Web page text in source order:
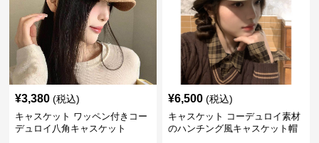
¥3,380 (税込)
キャスケット ワッペン付きコー
デュロイ八角キャスケット
¥6,500 (税込)
キャスケット コーデュロイ素材
のハンチング風キャスケット帽